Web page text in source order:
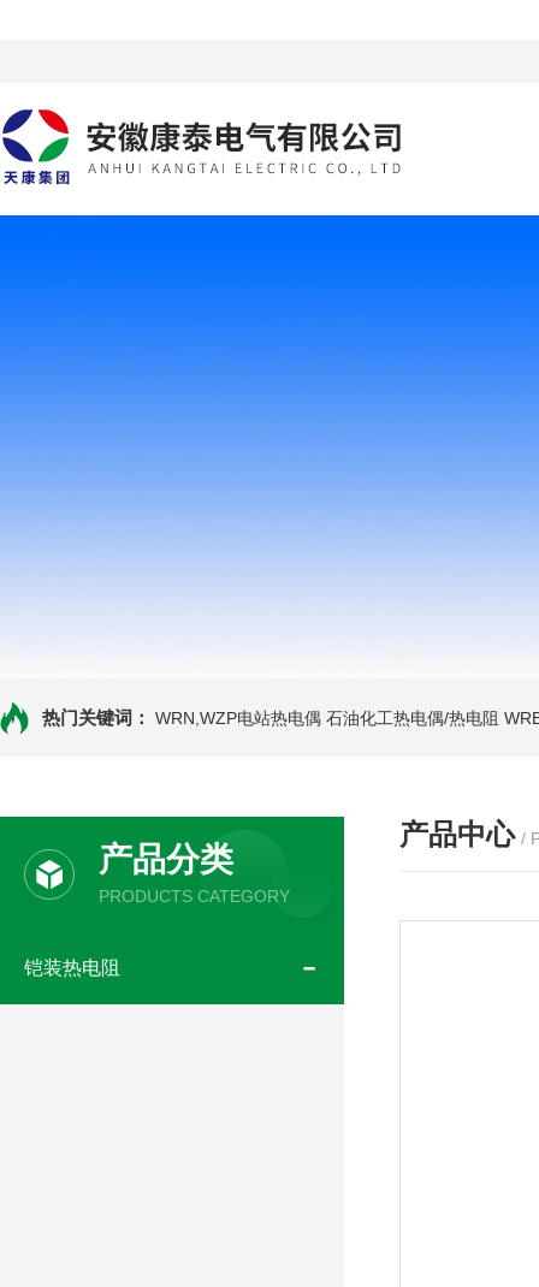
热门关键词： WRN,WZP电站热电偶 石油化工热电偶/热电阻
产品分类
PRODUCTS CATEGORY
铠装热电阻
产品中心 /